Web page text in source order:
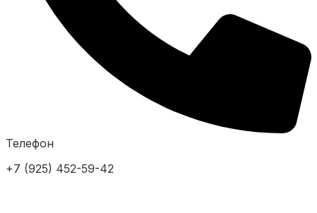
Телефон
+7 (925) 452-59-42